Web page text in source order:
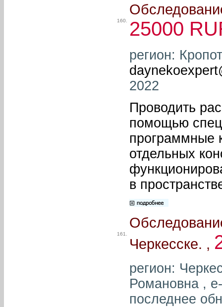
160. 25000
регион:
2022
Проводить
помощью
программные
отдельных
в
161.
Черкесске. ,
регион:
Романовна ,
последнее